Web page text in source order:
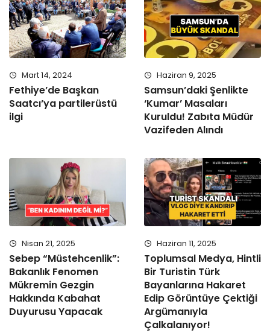
Mart 14, 2024
Fethiye’de Başkan
Saatcı’ya partilerüstü
ilgi
Haziran 9, 2025
Samsun’daki Şenlikte
‘Kumar’ Masaları
Kuruldu! Zabıta Müdür
Vazifeden Alındı
Nisan 21, 2025
Sebep “Müstehcenlik”:
Bakanlık Fenomen
Mükremin Gezgin
Hakkında Kabahat
Duyurusu Yapacak
Haziran 11, 2025
Toplumsal Medya, Hintli
Bir Turistin Türk
Bayanlarına Hakaret
Edip Görüntüye Çektiği
Argümanıyla
Çalkalanıyor!